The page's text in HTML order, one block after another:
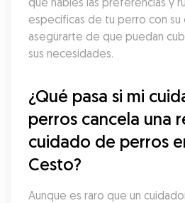
específicas de tu perro con su
asegurarte de que puedan
sus necesidades.
¿Qué pasa si mi
perros cancela una
cuidado de perros
Cesto?
Aunque es raro que un